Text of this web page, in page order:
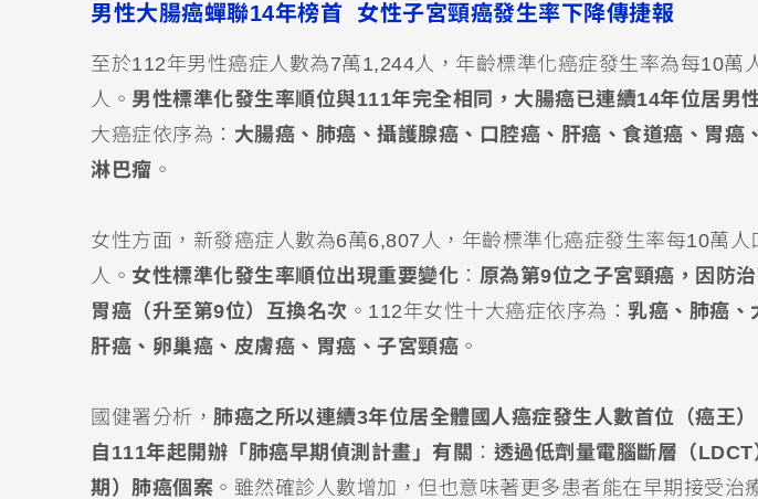
男性大腸癌蟬聯14年榜首 女性子宮頸癌發生率下降傳捷報
至於112年男性癌症人數為7萬1,244人，年齡標準化癌症發生率為每10萬
人。 男性標準化發生率順位與111年完全相同，大腸癌已連續14年位居男
大癌症依序為： 大腸癌、肺癌、攝護腺癌、口腔癌、肝癌、食道癌、胃癌
淋巴瘤 。
女性方面，新發癌症人數為6萬6,807人，年齡標準化癌症發生率每10萬
人。 女性標準化發生率順位出現重要變化 ： 原為第9位之子宮頸癌，因防
胃癌（升至第9位）互換名次 。112年女性十大癌症依序為： 乳癌、肺癌、
肝癌、卵巢癌、皮膚癌、胃癌、子宮頸癌 。
國健署分析， 肺癌之所以連續3年位居全體國人癌症發生人數首位（癌王）
自111年起開辦「肺癌早期偵測計畫」有關 ： 透過低劑量電腦斷層（
期）肺癌個案 。雖然確診人數增加，但也意味著更多患者能在早期接受治